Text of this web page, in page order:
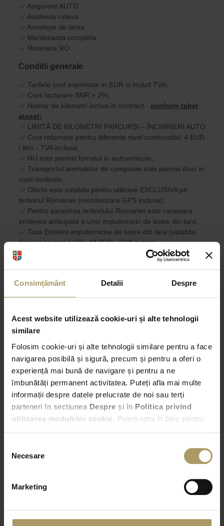
Consimțământ Detalii Despre
Acest website utilizează cookie-uri și alte tehnologii
similare
Folosim cookie-uri și alte tehnologii similare pentru a face
navigarea posibilă și sigură, precum și pentru a oferi o
experiență mai bună de navigare și pentru a ne
îmbunătăți permanent activitatea. Puteți afla mai multe
informații despre datele prelucrate de noi sau terți
parteneri în secțiunea Despre și în Politica privind
utilizarea modulelor cookie. Puteți opta în bloc pentru
corespunzător. Fac excepție cookie-urile necesare, care
sunt activate automat, conform legislației în vigoare.
consimțământului
Necesare
Marketing
Asigurare AUTO
Asistenta rutiera
Anvelope de iarna
Mentenanta completa
Rovinieta RO
Conditii generale
Tarifele sunt exprimate in EUR si includ TVA;
Curs facturare BNR + 2%;
Numar de kilometri inclusi in contract - conform tabel
atasat;
LIMITĂ DE KILOMETRI PARCURȘI – ÎNCHIRIERI AUTO
Cost returnare pentru diferente nivel combustibil: 4 EUR
/ litru - TVA inclusa;
NU este permis fumatul in autovehicule;
Transportul animalelor de companie este permis doar in
custi dedicate;
Oferta este valabila pentru utilizare EXCLUSIVA pe
teritoriul Romaniei (monitorizare GPS inclusa);
Pentru parasirea teritoriului Romaniei este necesara
emiterea anticipata a unei imputerniciri de iesire din tara;
Taxa Emitere imputernicire de iesire din tara (valabila
doar pe teritoriul UE): 40 EUR - TVA inclusa.
termenii si conditiile
comerciale
SHARE
Preluare
Bucuresti – Bd. Expozitiei nr. 2
17:00
Predare